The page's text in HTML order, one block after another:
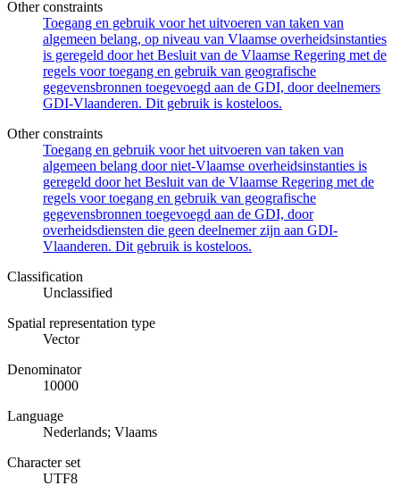
Other constraints
Toegang en gebruik voor het uitvoeren van taken van
algemeen belang, op niveau van Vlaamse overheidsinstanties
is geregeld door het Besluit van de Vlaamse Regering met de
regels voor toegang en gebruik van geografische
gegevensbronnen toegevoegd aan de GDI, door deelnemers
GDI-Vlaanderen. Dit gebruik is kosteloos.
Other constraints
Toegang en gebruik voor het uitvoeren van taken van
algemeen belang door niet-Vlaamse overheidsinstanties is
geregeld door het Besluit van de Vlaamse Regering met de
regels voor toegang en gebruik van geografische
gegevensbronnen toegevoegd aan de GDI, door
overheidsdiensten die geen deelnemer zijn aan GDI-
Vlaanderen. Dit gebruik is kosteloos.
Classification
Unclassified
Spatial representation type
Vector
Denominator
10000
Language
Nederlands; Vlaams
Character set
UTF8